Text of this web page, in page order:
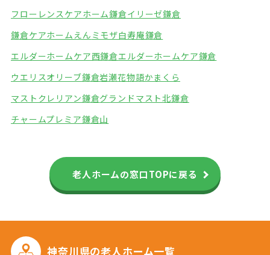
フローレンスケアホーム鎌倉イリーゼ鎌倉
鎌倉ケアホームえん ミモザ白寿庵鎌倉
エルダーホームケア西鎌倉エルダーホームケア鎌倉
ウエリスオリーブ鎌倉岩瀬花物語かまくら
マストクレリアン鎌倉グランドマスト北鎌倉
チャームプレミア鎌倉山
老人ホームの窓口TOPに戻る
神奈川県の老人ホーム一覧